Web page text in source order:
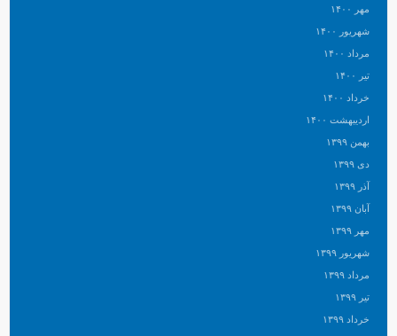
مهر ۱۴۰۰
شهریور ۱۴۰۰
مرداد ۱۴۰۰
تیر ۱۴۰۰
خرداد ۱۴۰۰
اردیبهشت ۱۴۰۰
بهمن ۱۳۹۹
دی ۱۳۹۹
آذر ۱۳۹۹
آبان ۱۳۹۹
مهر ۱۳۹۹
شهریور ۱۳۹۹
مرداد ۱۳۹۹
تیر ۱۳۹۹
خرداد ۱۳۹۹